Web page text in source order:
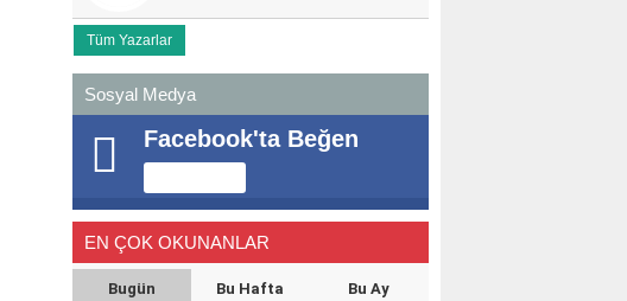
Tüm Yazarlar
Sosyal Medya
Facebook'ta Beğen
EN ÇOK OKUNANLAR
Bugün Bu Hafta Bu Ay